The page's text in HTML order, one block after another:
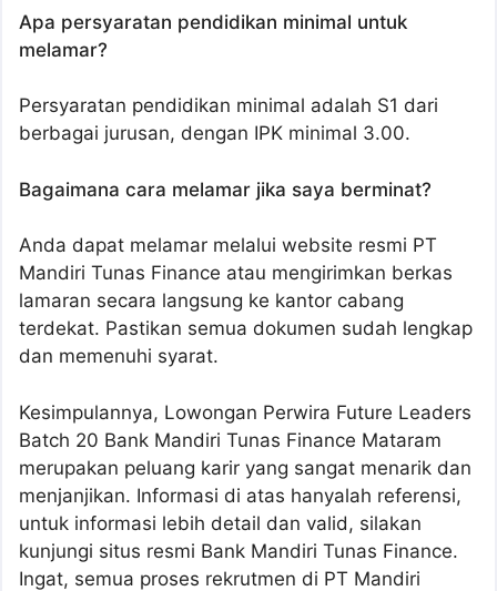
Apa persyaratan pendidikan minimal untuk
melamar?
Persyaratan pendidikan minimal adalah S1 dari
berbagai jurusan, dengan IPK minimal 3.00.
Bagaimana cara melamar jika saya berminat?
Anda dapat melamar melalui website resmi PT
Mandiri Tunas Finance atau mengirimkan berkas
lamaran secara langsung ke kantor cabang
terdekat. Pastikan semua dokumen sudah lengkap
dan memenuhi syarat.
Kesimpulannya, Lowongan Perwira Future Leaders
Batch 20 Bank Mandiri Tunas Finance Mataram
merupakan peluang karir yang sangat menarik dan
menjanjikan. Informasi di atas hanyalah referensi,
untuk informasi lebih detail dan valid, silakan
kunjungi situs resmi Bank Mandiri Tunas Finance.
Ingat, semua proses rekrutmen di PT Mandiri